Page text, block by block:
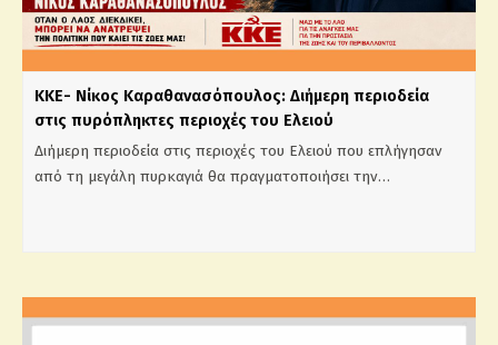
ΚΚΕ- Νίκος Καραθανασόπουλος: Διήμερη περιοδεία
στις πυρόπληκτες περιοχές του Ελειού
Διήμερη περιοδεία στις περιοχές του Ελειού που επλήγησαν
από τη μεγάλη πυρκαγιά θα πραγματοποιήσει την…